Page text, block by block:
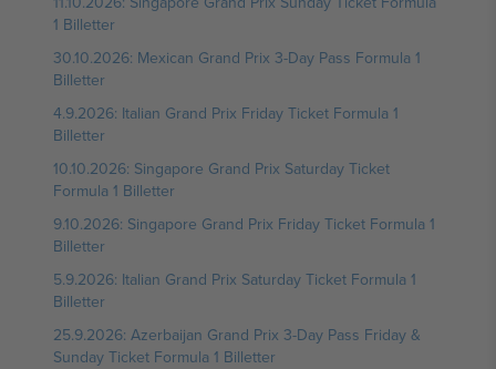
1 Billetter
30.10.2026: Mexican Grand Prix 3-Day Pass Formula 1
Billetter
4.9.2026: Italian Grand Prix Friday Ticket Formula 1
Billetter
10.10.2026: Singapore Grand Prix Saturday Ticket
Formula 1 Billetter
9.10.2026: Singapore Grand Prix Friday Ticket Formula 1
Billetter
5.9.2026: Italian Grand Prix Saturday Ticket Formula 1
Billetter
25.9.2026: Azerbaijan Grand Prix 3-Day Pass Friday &
Sunday Ticket Formula 1 Billetter